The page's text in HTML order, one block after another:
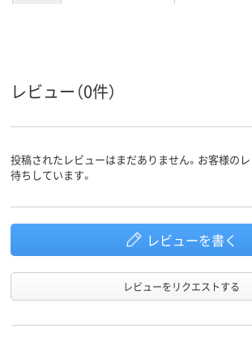
レビュー（0件）
投稿されたレビューはまだありません。お客様の
待ちしています。
レビューを書く
レビューをリクエストする